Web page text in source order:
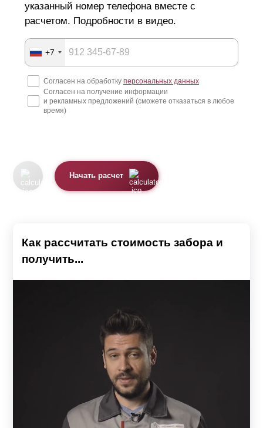
указанный номер телефона вместе с
расчетом. Подробности в видео.
+7
Согласен на обработку персональных данных
Согласен на получение информации
и рекламных предложений (сможете отказаться в любое
время)
Начать расчет
Как рассчитать стоимость забора и
получить...